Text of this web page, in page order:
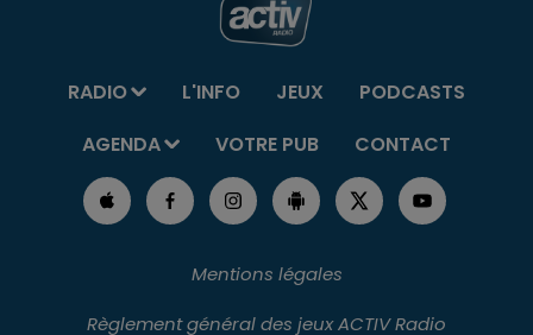
RADIO L'INFO JEUX
PODCASTS
AGENDA
VOTRE PUB CONTACT
Mentions légales
Règlement général des jeux ACTIV Radio